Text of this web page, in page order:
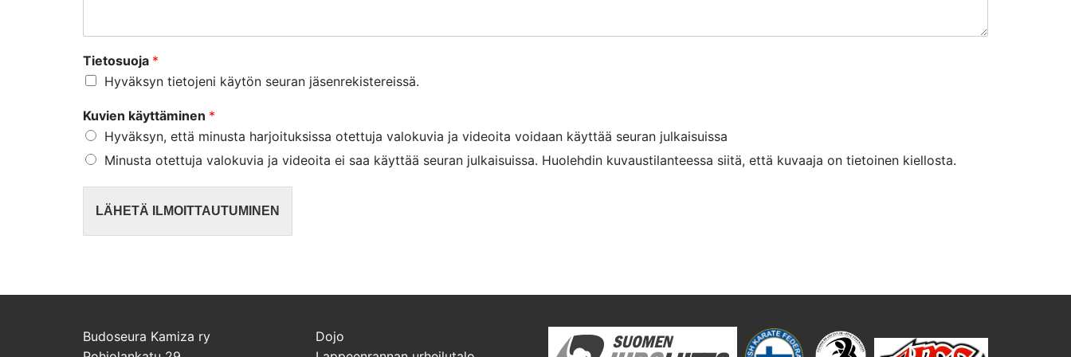
Tietosuoja *
Hyväksyn tietojeni käytön seuran jäsenrekistereissä.
Kuvien käyttäminen *
Hyväksyn, että minusta harjoituksissa otettuja valokuvia ja videoita voidaan käyttää seuran julkaisuissa
Minusta otettuja valokuvia ja videoita ei saa käyttää seuran julkaisuissa. Huolehdin kuvaustilanteessa siitä, että kuvaaja on tietoinen kiellosta.
LÄHETÄ ILMOITTAUTUMINEN
Budoseura Kamiza ry
Dojo